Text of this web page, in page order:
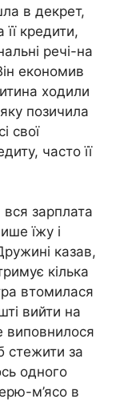
в декрет,
кредити,
речі-на
економив
ходили
позичила
свої
часто її
зарплата
їжу і
казав,
кілька
втомилася
вийти на
виповнилося
стежити за
одного
м’ясо в